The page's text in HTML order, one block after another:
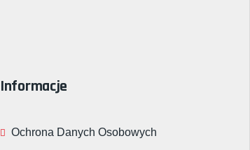
Informacje
Ochrona Danych Osobowych